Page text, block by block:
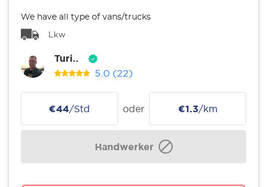
We have all type of vans/trucks
Lkw
Turi..
5.0 (22)
€44/Std oder €1.3/km
Handwerker